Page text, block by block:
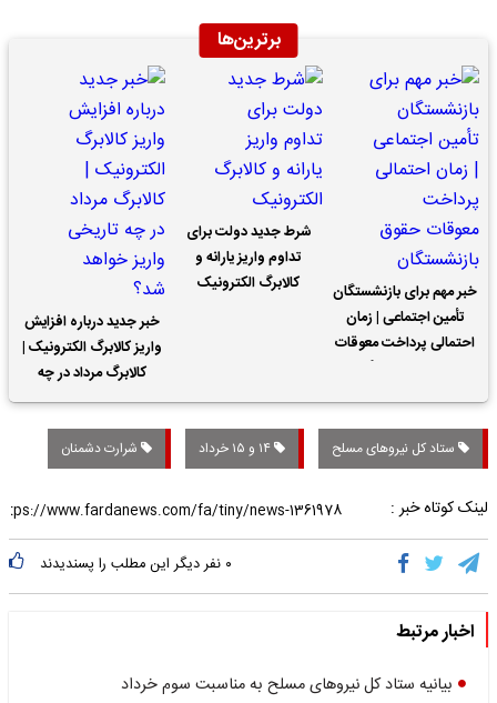
برترین‌ها
خبر مهم برای بازنشستگان
تأمین اجتماعی | زمان
احتمالی پرداخت معوقات
شرط جدید دولت برای
تداوم واریز یارانه و
کالابرگ الکترونیک
خبر جدید درباره افزایش
واریز کالابرگ الکترونیک |
کالابرگ مرداد در چه
تاریخی واریز خواهد شد؟
ستاد کل نیروهای مسلح شرارت دشمنان
لینک کوتاه خبر :
۰ نفر دیگر این مطلب را پسندیدند
اخبار مرتبط
بیانیه ستاد کل نیروهای مسلح به مناسبت سوم خرداد